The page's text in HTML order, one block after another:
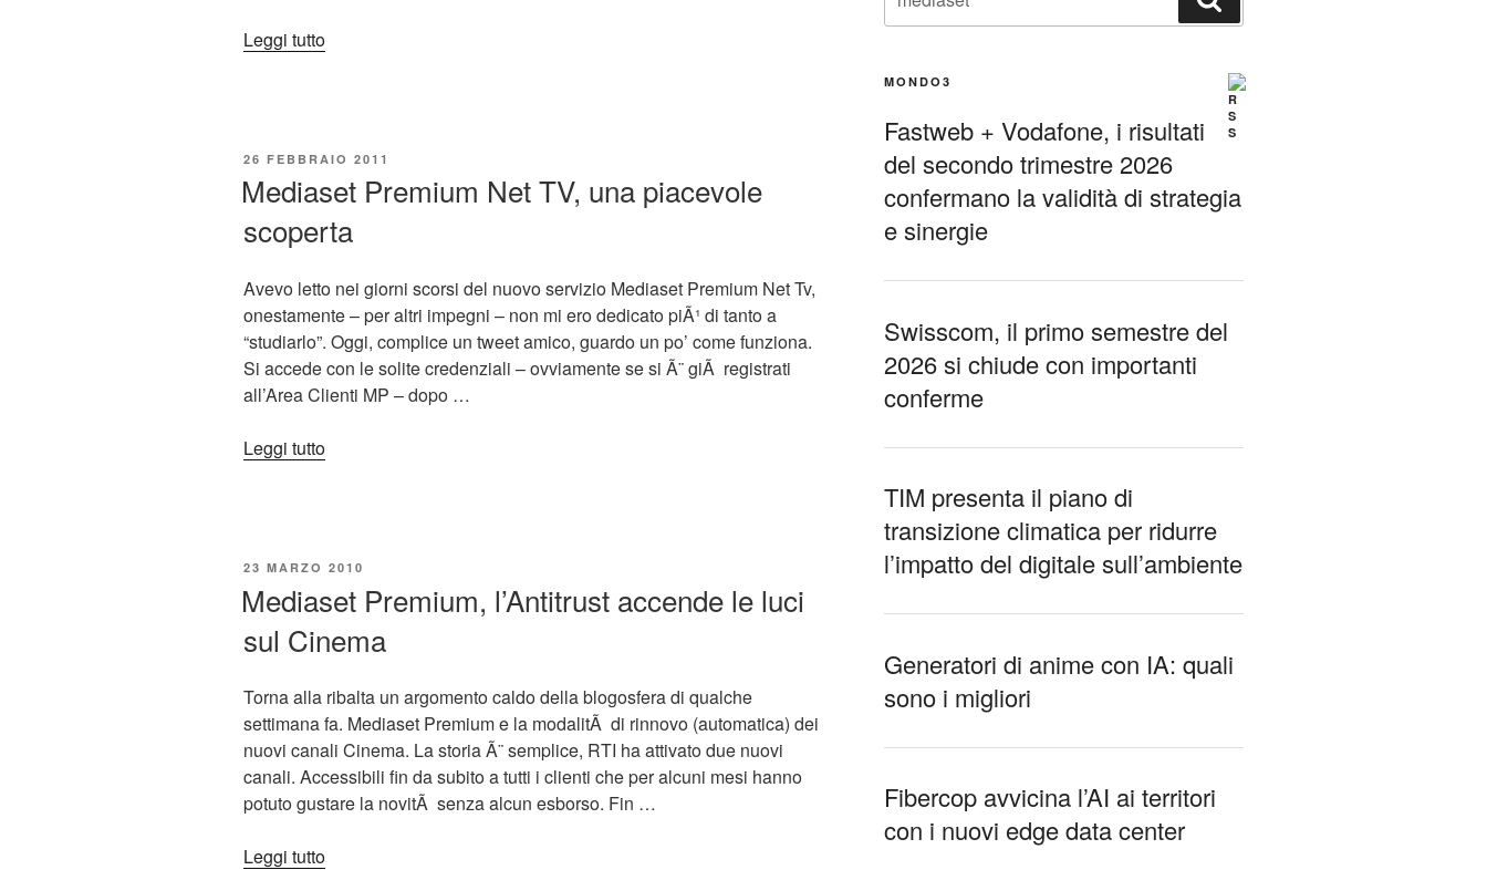
Leggi tutto“Mediaset
costa
caro”
PUBBLICATO
26 FEBBRAIO 2011
Mediaset Premium Net TV, una piacevole
scoperta
Avevo letto nei giorni scorsi del nuovo servizio Mediaset Premium Net Tv,
onestamente – per altri impegni – non mi ero dedicato piÃ¹ di tanto a
“studiarlo”. Oggi, complice un tweet amico, guardo un po’ come funziona.
Si accede con le solite credenziali – ovviamente se si Ã¨ giÃ registrati
all’Area Clienti MP – dopo …
Leggi tutto“Mediaset
piacevole
scoperta”
PUBBLICATO
23 MARZO 2010
Mediaset Premium, l’Antitrust accende le luci
sul Cinema
Torna alla ribalta un argomento caldo della blogosfera di qualche
settimana fa. Mediaset Premium e la modalitÃ di rinnovo (automatica) dei
nuovi canali Cinema. La storia Ã¨ semplice, RTI ha attivato due nuovi
canali. Accessibili fin da subito a tutti i clienti che per alcuni mesi hanno
potuto gustare la novitÃ senza alcun esborso. Fin …
Leggi tutto“Mediaset
MONDO3
Fastweb + Vodafone, i risultati
del secondo trimestre 2026
confermano la validità di strategia
e sinergie
Swisscom, il primo semestre del
2026 si chiude con importanti
conferme
TIM presenta il piano di
transizione climatica per ridurre
l’impatto del digitale sull’ambiente
Generatori di anime con IA: quali
sono i migliori
Fibercop avvicina l’AI ai territori
con i nuovi edge data center